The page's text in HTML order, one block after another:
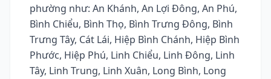
phường như: An Khánh, An Lợi Đông, An Phú,
Bình Chiểu, Bình Thọ, Bình Trưng Đông, Bình
Trưng Tây, Cát Lái, Hiệp Bình Chánh, Hiệp Bình
Phước, Hiệp Phú, Linh Chiểu, Linh Đông, Linh
Tây, Linh Trung, Linh Xuân, Long Bình, Long